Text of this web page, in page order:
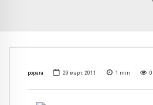
popara 29 март, 2011 1 min 0